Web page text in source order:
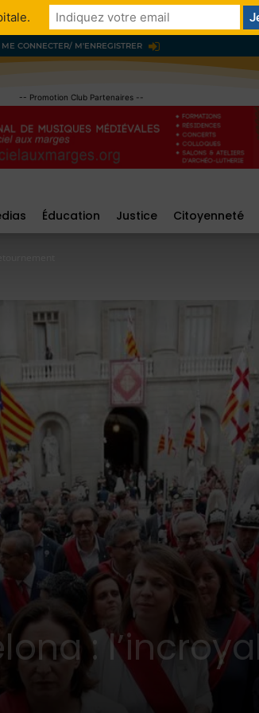
ME CONNECTER/ M'ENREGISTRER
-- Promotion Club Partenaires --
Éducation Justice Citoyenneté
: